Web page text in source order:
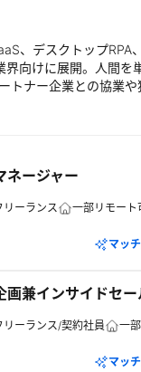
、デスクトップRPA
向けに展開。人間を
トナー企業との協業
ネージャー
ーランス 一部リモート
マッ
画兼インサイド
ーランス/契約社員 一
マッ